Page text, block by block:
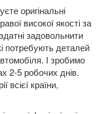
оригінальні
високої якості за
задовольнити
потребують деталей
І зробимо
2-5 робочих днів.
всієї країни,